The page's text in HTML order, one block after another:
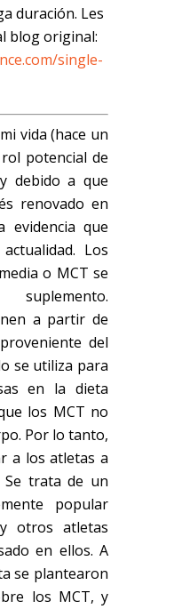
duración. Les
blog original:
single-
vida (hace un
potencial de
debido a que
renovado en
evidencia que
Los
o MCT se
a partir de
del
se utiliza para
en la dieta
los MCT no
Por lo tanto,
a los atletas a
Se trata de un
popular
otros atletas
en ellos. A
se plantearon
los MCT, y